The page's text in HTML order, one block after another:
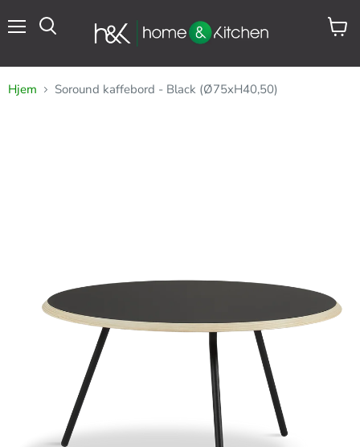
Se
Hjem Soround kaffebord - Black (Ø75xH40,50)